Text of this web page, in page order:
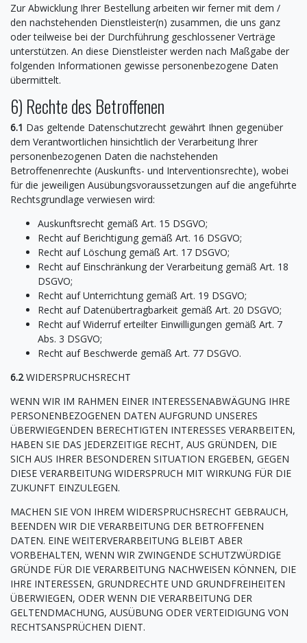
Zur Abwicklung Ihrer Bestellung arbeiten wir ferner mit dem /
den nachstehenden Dienstleister(n) zusammen, die uns ganz
oder teilweise bei der Durchführung geschlossener Verträge
unterstützen. An diese Dienstleister werden nach Maßgabe der
folgenden Informationen gewisse personenbezogene Daten
übermittelt.
6) Rechte des Betroffenen
6.1 Das geltende Datenschutzrecht gewährt Ihnen gegenüber
dem Verantwortlichen hinsichtlich der Verarbeitung Ihrer
personenbezogenen Daten die nachstehenden
Betroffenenrechte (Auskunfts- und Interventionsrechte), wobei
für die jeweiligen Ausübungsvoraussetzungen auf die angeführte
Rechtsgrundlage verwiesen wird:
Auskunftsrecht gemäß Art. 15 DSGVO;
Recht auf Berichtigung gemäß Art. 16 DSGVO;
Recht auf Löschung gemäß Art. 17 DSGVO;
Recht auf Einschränkung der Verarbeitung gemäß Art. 18
DSGVO;
Recht auf Unterrichtung gemäß Art. 19 DSGVO;
Recht auf Datenübertragbarkeit gemäß Art. 20 DSGVO;
Recht auf Widerruf erteilter Einwilligungen gemäß Art. 7
Abs. 3 DSGVO;
Recht auf Beschwerde gemäß Art. 77 DSGVO.
6.2WIDERSPRUCHSRECHT
WENN WIR IM RAHMEN EINER INTERESSENABWÄGUNG IHRE
PERSONENBEZOGENEN DATEN AUFGRUND UNSERES
ÜBERWIEGENDEN BERECHTIGTEN INTERESSES VERARBEITEN,
HABEN SIE DAS JEDERZEITIGE RECHT, AUS GRÜNDEN, DIE
SICH AUS IHRER BESONDEREN SITUATION ERGEBEN, GEGEN
DIESE VERARBEITUNG WIDERSPRUCH MIT WIRKUNG FÜR DIE
ZUKUNFT EINZULEGEN.
MACHEN SIE VON IHREM WIDERSPRUCHSRECHT GEBRAUCH,
BEENDEN WIR DIE VERARBEITUNG DER BETROFFENEN
DATEN. EINE WEITERVERARBEITUNG BLEIBT ABER
VORBEHALTEN, WENN WIR ZWINGENDE SCHUTZWÜRDIGE
GRÜNDE FÜR DIE VERARBEITUNG NACHWEISEN KÖNNEN, DIE
IHRE INTERESSEN, GRUNDRECHTE UND GRUNDFREIHEITEN
ÜBERWIEGEN, ODER WENN DIE VERARBEITUNG DER
GELTENDMACHUNG, AUSÜBUNG ODER VERTEIDIGUNG VON
RECHTSANSPRÜCHEN DIENT.